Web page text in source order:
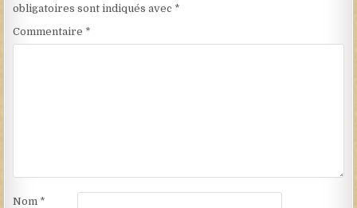
obligatoires sont indiqués avec *
Commentaire *
Nom *